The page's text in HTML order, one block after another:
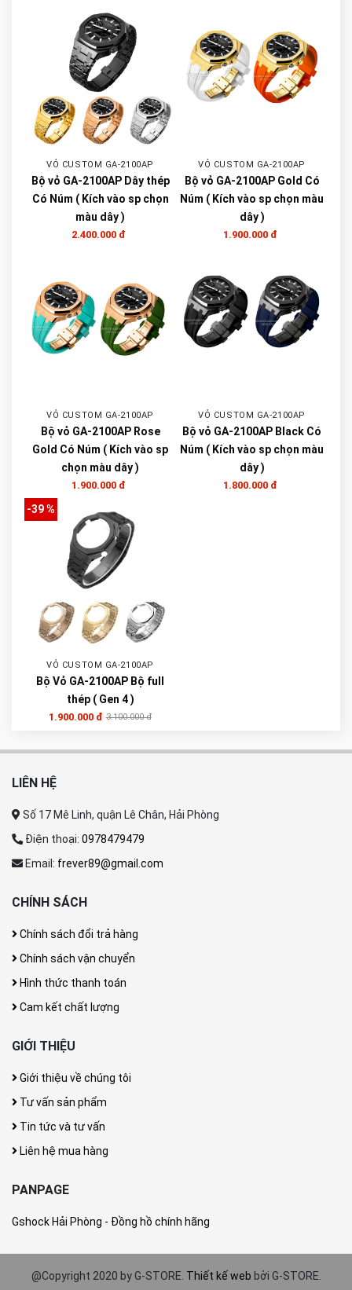
VỎ CUSTOM GA-2100AP
Bộ vỏ GA-2100AP Dây thép
Có Núm ( Kích vào sp chọn
màu dây )
2.400.000 đ
VỎ CUSTOM GA-2100AP
Bộ vỏ GA-2100AP Gold Có
Núm ( Kích vào sp chọn màu
dây )
1.900.000 đ
VỎ CUSTOM GA-2100AP
Bộ vỏ GA-2100AP Rose
Gold Có Núm ( Kích vào sp
chọn màu dây )
1.900.000 đ
VỎ CUSTOM GA-2100AP
Bộ vỏ GA-2100AP Black Có
Núm ( Kích vào sp chọn màu
dây )
1.800.000 đ
-39 %
VỎ CUSTOM GA-2100AP
Bộ Vỏ GA-2100AP Bộ full
thép ( Gen 4 )
1.900.000 đ 3.100.000 đ
LIÊN HỆ
Số 17 Mê Linh, quận Lê Chân, Hải Phòng
Điện thoại: 0978479479
Email: frever89@gmail.com
CHÍNH SÁCH
Chính sách đổi trả hàng
Chính sách vận chuyển
Hình thức thanh toán
Cam kết chất lượng
GIỚI THIỆU
Giới thiệu về chúng tôi
Tư vấn sản phẩm
Tin tức và tư vấn
Liên hệ mua hàng
PANPAGE
Gshock Hải Phòng - Đồng hồ chính hãng
@Copyright 2020 by G-STORE. Thiết kế web bởi G-STORE.